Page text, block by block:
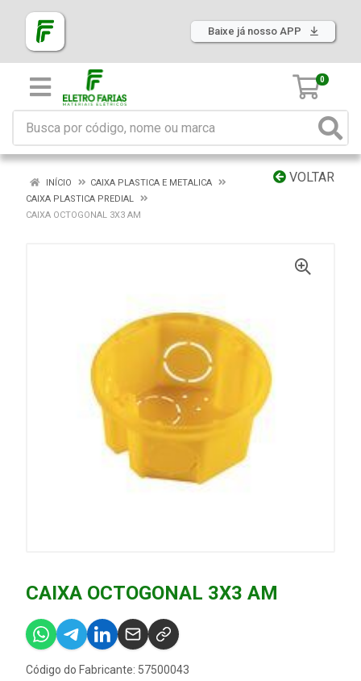
Baixe já nosso APP
0
VOLTAR
INÍCIO
CAIXA PLASTICA E METALICA
CAIXA PLASTICA PREDIAL
CAIXA OCTOGONAL 3X3 AM
CAIXA OCTOGONAL 3X3 AM
Código do Fabricante: 57500043